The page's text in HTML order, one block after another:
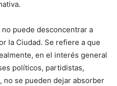
puede desconcentrar a
la Ciudad. Se refiere a que
en el interés general
políticos, partidistas,
no se pueden dejar absorber